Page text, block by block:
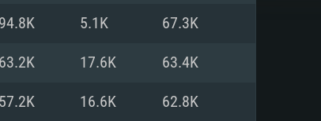
94.8K 5.1K 67.3K
63.2K 17.6K 63.4K
57.2K 16.6K 62.8K